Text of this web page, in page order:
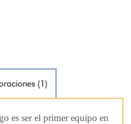
(1)
es ser el primer equipo en